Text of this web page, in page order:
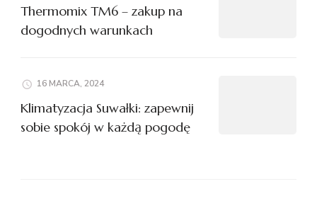
Thermomix TM6 – zakup na
dogodnych warunkach
16 MARCA, 2024
Klimatyzacja Suwałki: zapewnij
sobie spokój w każdą pogodę